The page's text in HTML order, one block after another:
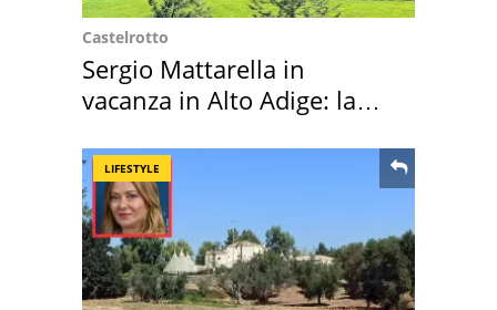
Castelrotto
Sergio Mattarella in
vacanza in Alto Adige: la
LIFESTYLE